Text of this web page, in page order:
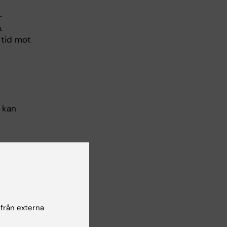
tid mot
externa